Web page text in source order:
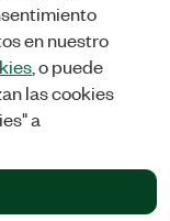
en nuestro
, o puede
las cookies
a